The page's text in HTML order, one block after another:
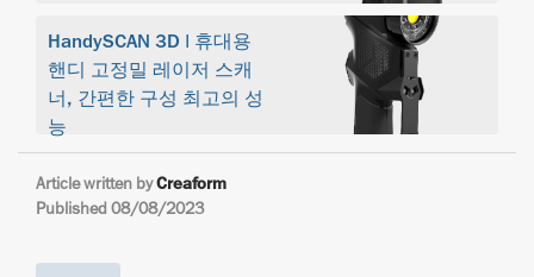
HandySCAN 3D | 휴대용
핸디 고정밀 레이저 스캐
너, 간편한 구성 최고의 성
능
Article written byCreaform
Published 08/08/2023